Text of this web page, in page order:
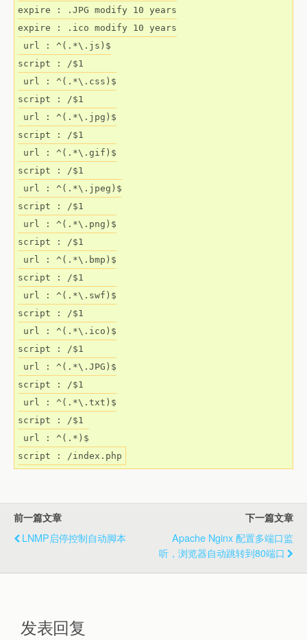
expire : .JPG modify 10 years
expire : .ico modify 10 years
url : ^(.*\.js)$
script : /$1
url : ^(.*\.css)$
script : /$1
url : ^(.*\.jpg)$
script : /$1
url : ^(.*\.gif)$
script : /$1
url : ^(.*\.jpeg)$
script : /$1
url : ^(.*\.png)$
script : /$1
url : ^(.*\.bmp)$
script : /$1
url : ^(.*\.swf)$
script : /$1
url : ^(.*\.ico)$
script : /$1
url : ^(.*\.JPG)$
script : /$1
url : ^(.*\.txt)$
script : /$1
url : ^(.*)$
前一篇文章
LNMP启停控制自动脚本
下一篇文章
Apache Nginx 配置多端口监
听，浏览器自动跳转到80端口
发表回复